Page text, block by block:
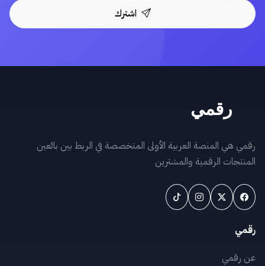
اشترك
رقمي هي المنصة العربية الأولى المتخصصة في الربط بين بائعين
المنتجات الرقمية والمشترين
رقمي
عن رقمي